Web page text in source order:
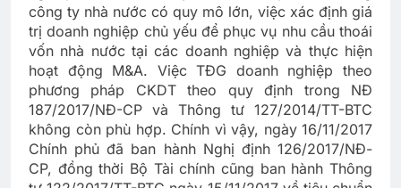
công ty nhà nước có quy mô lớn, việc xác định giá
trị doanh nghiệp chủ yếu để phục vụ nhu cầu thoái
vốn nhà nước tại các doanh nghiệp và thực hiện
hoạt động M&A. Việc TĐG doanh nghiệp theo
phương pháp CKDT theo quy định trong NĐ
187/2017/NĐ-CP và Thông tư 127/2014/TT-BTC
không còn phù hợp. Chính vì vậy, ngày 16/11/2017
Chính phủ đã ban hành Nghị định 126/2017/NĐ-
CP, đồng thời Bộ Tài chính cũng ban hành Thông